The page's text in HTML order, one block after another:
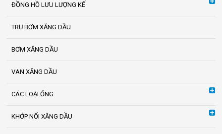
ĐỒNG HỒ LƯU LƯỢNG KẾ
TRỤ BƠM XĂNG DẦU
BƠM XĂNG DẦU
VAN XĂNG DẦU
CÁC LOẠI ỐNG
KHỚP NỐI XĂNG DẦU